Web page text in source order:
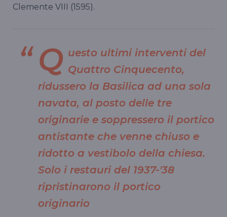
Clemente VIII (1595).
Q uesto ultimi interventi del
Quattro Cinquecento,
ridussero la Basilica ad una sola
navata, al posto delle tre
originarie e soppressero il portico
antistante che venne chiuso e
ridotto a vestibolo della chiesa.
Solo i restauri del 1937-'38
ripristinarono il portico
originario